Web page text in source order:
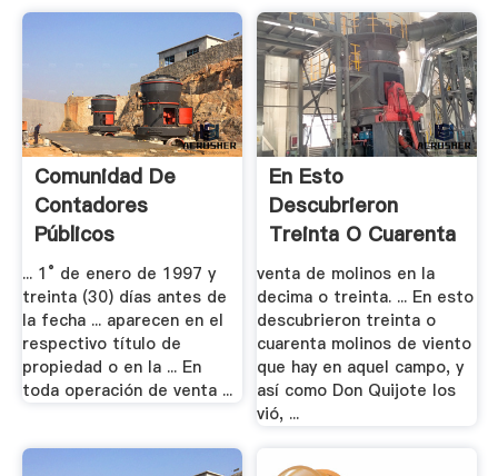
Comunidad De
Contadores
Públicos
Autorizados .
... 1° de enero de 1997 y
treinta (30) días antes de
la fecha ... aparecen en el
respectivo título de
propiedad o en la ... En
toda operación de venta ...
En Esto
Descubrieron
Treinta O Cuarenta
Molinos
venta de molinos en la
decima o treinta. ... En esto
descubrieron treinta o
cuarenta molinos de viento
que hay en aquel campo, y
así como Don Quijote los
vió, ...